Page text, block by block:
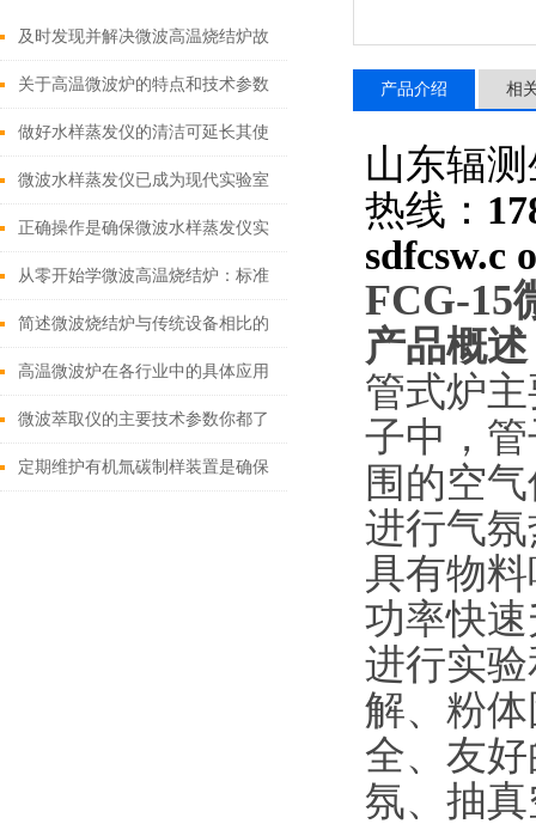
及时发现并解决微波高温烧结炉故
障可有效延长使用寿命
关于高温微波炉的特点和技术参数
你了解多少
做好水样蒸发仪的清洁可延长其使
用寿命
微波水样蒸发仪已成为现代实验室
高效前处理的利器
正确操作是确保微波水样蒸发仪实
验结果准确性的关键
从零开始学微波高温烧结炉：标准
操作流程与使用要点
简述微波烧结炉与传统设备相比的
优势
高温微波炉在各行业中的具体应用
分享
微波萃取仪的主要技术参数你都了
解多少
定期维护有机氚碳制样装置是确保
产品介绍 相
山东辐
热线：
sdfcsw.c
FCG-15
产品概述
管式炉
子中，
围的空
进行气
具有物
功率快
进行实
解、粉
全、友
氛、抽